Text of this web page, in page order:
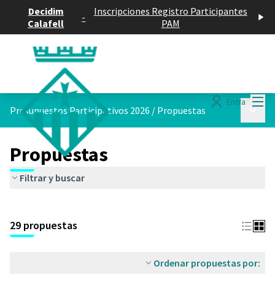
Decidim
Calafell
-
Inscripciones Registro Participantes
PAM
Entra
Presupuestos Participativos 2026 / Propuestas
Propuestas
Filtrar y buscar
29 propuestas
Ordenar propuestas por: